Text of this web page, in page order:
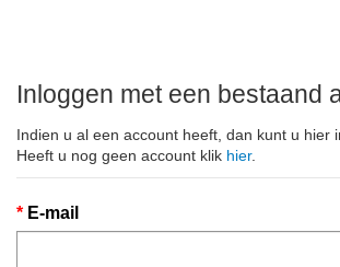
Inloggen met een bestaand
Indien u al een account heeft, dan kunt u hier
Heeft u nog geen account klik hier.
E-mail